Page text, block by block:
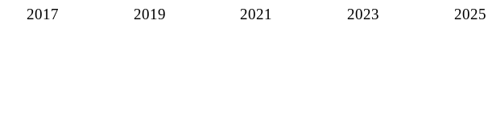
2017 2019 2021 2023 2025